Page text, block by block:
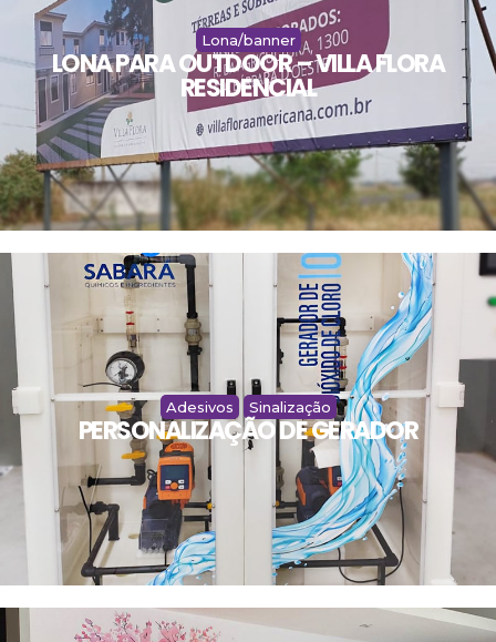
Lona/banner
LONA PARA OUTDOOR – VILLA FLORA
RESIDENCIAL
Adesivos Sinalização
PERSONALIZAÇÃO DE GERADOR